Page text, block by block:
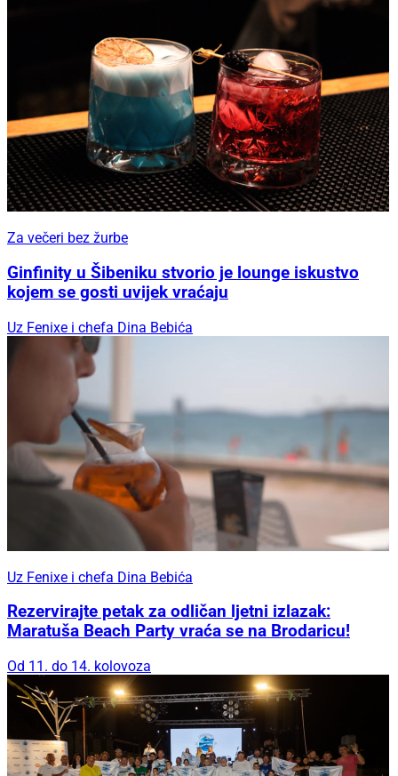
Za večeri bez žurbe
Ginfinity u Šibeniku stvorio je lounge iskustvo
kojem se gosti uvijek vraćaju
Uz Fenixe i chefa Dina Bebića
Uz Fenixe i chefa Dina Bebića
Rezervirajte petak za odličan ljetni izlazak:
Maratuša Beach Party vraća se na Brodaricu!
Od 11. do 14. kolovoza